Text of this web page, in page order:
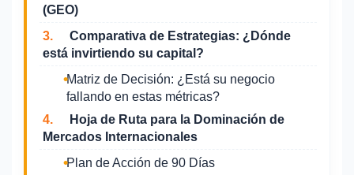
(GEO)
3.
Comparativa de Estrategias: ¿Dónde
está invirtiendo su capital?
Matriz de Decisión: ¿Está su negocio
fallando en estas métricas?
4.
Hoja de Ruta para la Dominación de
Mercados Internacionales
Plan de Acción de 90 Días